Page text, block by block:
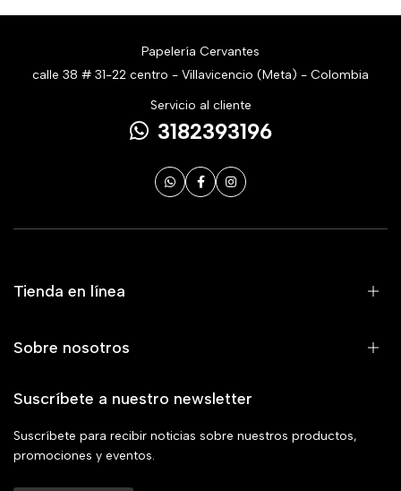
Papelería Cervantes
calle 38 # 31-22 centro - Villavicencio (Meta) - Colombia
Servicio al cliente
3182393196
Tienda en línea
Sobre nosotros
Suscríbete a nuestro newsletter
Suscríbete para recibir noticias sobre nuestros productos,
promociones y eventos.